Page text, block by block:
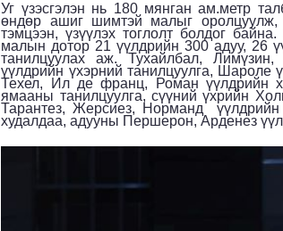
Уг үзэсгэлэн нь 180 мянган ам.метр
өндөр ашиг шимтэй малыг оролцуулж,
тэмцээн, үзүүлэх тоглолт болдог
малын дотор 21 үүлдрийн 300 адуу, 26
танилцуулах аж. Тухайлбал,
үүлдрийн үхэрний танилцуулга, Шароле
Техел, Ил де франц, Роман үүлдрийн
ямааны танилцуулга, сүүний үхрийн
Тарантез, Жерсиез, Норманд үүлдрийн
худалдаа, адууны Першерон, Арденез